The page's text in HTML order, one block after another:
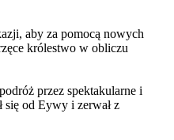
aby za pomocą nowych
królestwo w obliczu
przez spektakularne i
od Eywy i zerwał z